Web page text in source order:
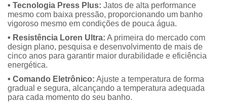
• Tecnologia Press Plus: Jatos de alta performance
mesmo com baixa pressão, proporcionando um banho
vigoroso mesmo em condições de pouca água.
• Resistência Loren Ultra: A primeira do mercado com
design plano, pesquisa e desenvolvimento de mais de
cinco anos para garantir maior durabilidade e eficiência
energética.
• Comando Eletrônico: Ajuste a temperatura de forma
gradual e segura, alcançando a temperatura adequada
para cada momento do seu banho.